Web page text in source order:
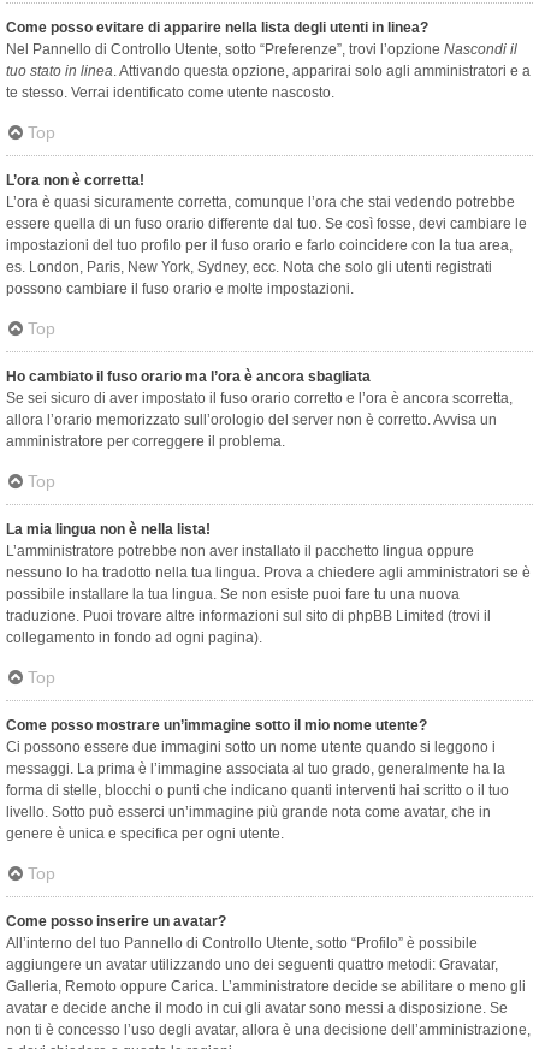
Come posso evitare di apparire nella lista degli utenti in linea?
Nel Pannello di Controllo Utente, sotto “Preferenze”, trovi l’opzione Nascondi il
tuo stato in linea. Attivando questa opzione, apparirai solo agli amministratori e a
te stesso. Verrai identificato come utente nascosto.
Top
L’ora non è corretta!
L’ora è quasi sicuramente corretta, comunque l’ora che stai vedendo potrebbe
essere quella di un fuso orario differente dal tuo. Se così fosse, devi cambiare le
impostazioni del tuo profilo per il fuso orario e farlo coincidere con la tua area,
es. London, Paris, New York, Sydney, ecc. Nota che solo gli utenti registrati
possono cambiare il fuso orario e molte impostazioni.
Top
Ho cambiato il fuso orario ma l’ora è ancora sbagliata
Se sei sicuro di aver impostato il fuso orario corretto e l’ora è ancora scorretta,
allora l’orario memorizzato sull’orologio del server non è corretto. Avvisa un
amministratore per correggere il problema.
Top
La mia lingua non è nella lista!
L’amministratore potrebbe non aver installato il pacchetto lingua oppure
nessuno lo ha tradotto nella tua lingua. Prova a chiedere agli amministratori se è
possibile installare la tua lingua. Se non esiste puoi fare tu una nuova
traduzione. Puoi trovare altre informazioni sul sito di phpBB Limited (trovi il
collegamento in fondo ad ogni pagina).
Top
Come posso mostrare un’immagine sotto il mio nome utente?
Ci possono essere due immagini sotto un nome utente quando si leggono i
messaggi. La prima è l’immagine associata al tuo grado, generalmente ha la
forma di stelle, blocchi o punti che indicano quanti interventi hai scritto o il tuo
livello. Sotto può esserci un’immagine più grande nota come avatar, che in
genere è unica e specifica per ogni utente.
Top
Come posso inserire un avatar?
All’interno del tuo Pannello di Controllo Utente, sotto “Profilo” è possibile
aggiungere un avatar utilizzando uno dei seguenti quattro metodi: Gravatar,
Galleria, Remoto oppure Carica. L’amministratore decide se abilitare o meno gli
avatar e decide anche il modo in cui gli avatar sono messi a disposizione. Se
non ti è concesso l’uso degli avatar, allora è una decisione dell’amministrazione,